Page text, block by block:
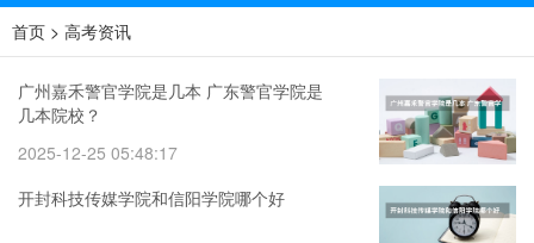
首页 > 高考资讯
广州嘉禾警官学院是几本 广东警官学院是
几本院校？
2025-12-25 05:48:17
开封科技传媒学院和信阳学院哪个好